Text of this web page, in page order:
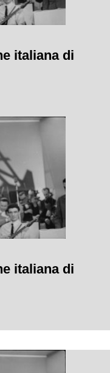
italiana di
italiana di